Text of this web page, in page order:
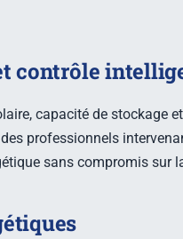
contrôle
capacité de stockage
professionnels
sans compromis sur